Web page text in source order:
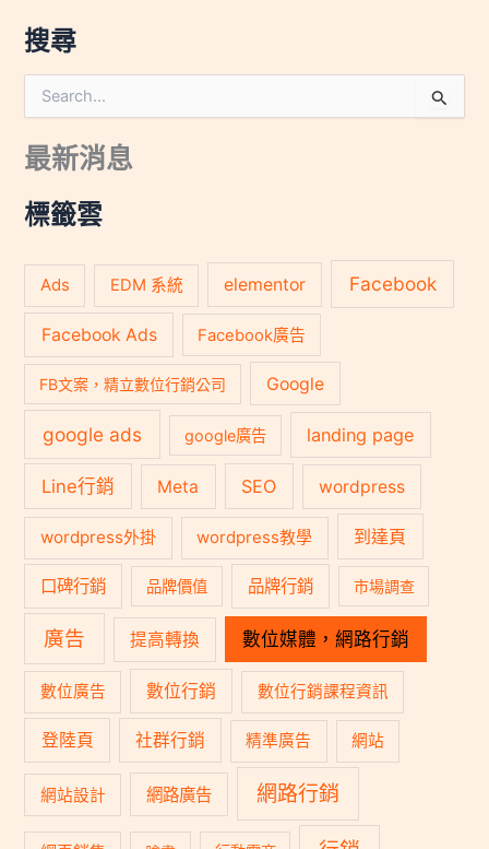
搜尋
尋
鍵
:
最新消息
標籤雲
Ads EDM 系統 elementor Facebook
Facebook Ads Facebook廣告
FB文案，精立數位行銷公司 Google
google ads google廣告 landing page
Line行銷 Meta SEO wordpress
wordpress外掛 wordpress教學 到達頁
口碑行銷 品牌價值 品牌行銷 市場調查
廣告 提高轉換 數位媒體，網路行銷
數位廣告 數位行銷 數位行銷課程資訊
登陸頁 社群行銷 精準廣告 網站
網站設計 網路廣告 網路行銷